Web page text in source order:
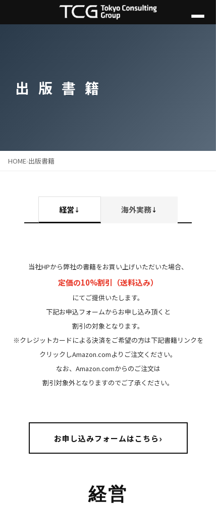
出 版 書 籍
HOME›出版書籍
経営 ↓ 海外実務↓
当社HPから弊社の書籍をお買い上げいただいた場合、
定価の10%割引（送料込み）
にてご提供いたします。
下記お申込フォームからお申し込み頂くと
割引の対象となります。
※クレジットカードによる決済をご希望の方は下記書籍リンクを
クリックしAmazon.comよりご注文ください。
なお、Amazon.comからのご注文は
割引対象外となりますのでご了承ください。
お申し込みフォームはこちら›
経営